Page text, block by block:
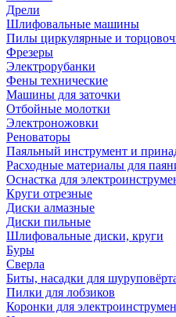
Дрели
Шлифовальные машины
Пилы циркулярные и
Фрезеры
Электрорубанки
Фены технические
Машины для заточки
Отбойные молотки
Электроножовки
Реноваторы
Паяльный инструмент и
Расходные материалы для
Оснастка для
Круги отрезные
Диски алмазные
Диски пильные
Шлифовальные диски, круги
Буры
Сверла
Биты, насадки для
Пилки для лобзиков
Коронки для